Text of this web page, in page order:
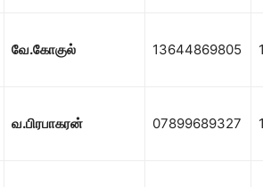
வே.கோகுல் 13644869805
வ.பிரபாகரன் 07899689327